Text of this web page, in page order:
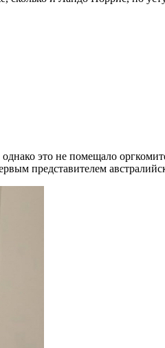
это не помещало
представителем